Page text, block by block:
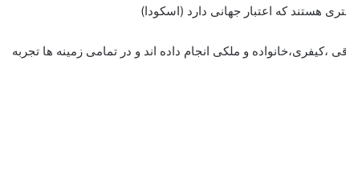
هستند که اعتبار جهانی دارد (اسکودا)
از 600 پرونده حقوقی ،کیفری،خانواده و ملکی انجام داده اند و در تمامی زمینه ها تجربه